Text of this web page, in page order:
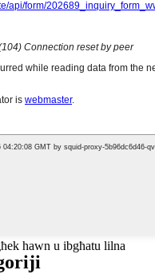
hawn u ibgħatu lilna